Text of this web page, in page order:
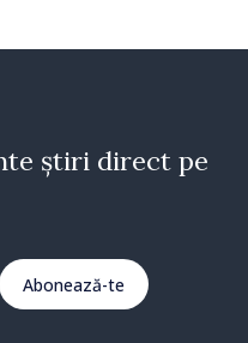
știri direct pe
Abonează-te